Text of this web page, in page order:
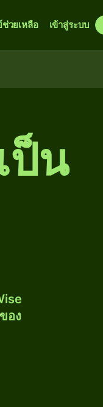
วยเหลือ เข้าสู่ระบบ
ป็น
อง